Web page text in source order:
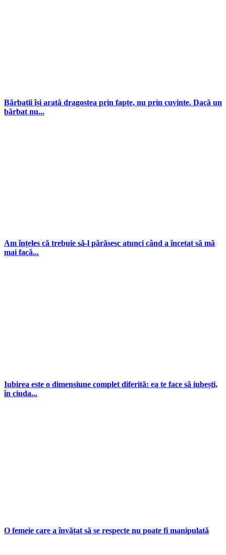
Bărbații își arată dragostea prin fapte, nu prin cuvinte. Dacă un
bărbat nu...
Am înțeles că trebuie să-l părăsesc atunci când a încetat să mă
mai facă...
Iubirea este o dimensiune complet diferită: ea te face să iubești,
în ciuda...
O femeie care a învățat să se respecte nu poate fi manipulată